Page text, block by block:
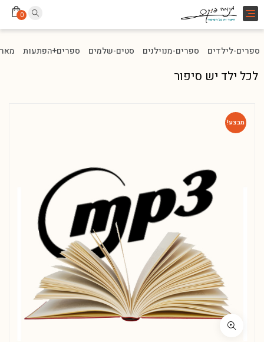
Toggle
navigation
0
ספרים-לילדים ספרים-מנוילנים סטים-שלמים ספרים+הפתעות
לכל ילד יש סיפור
מבצע!